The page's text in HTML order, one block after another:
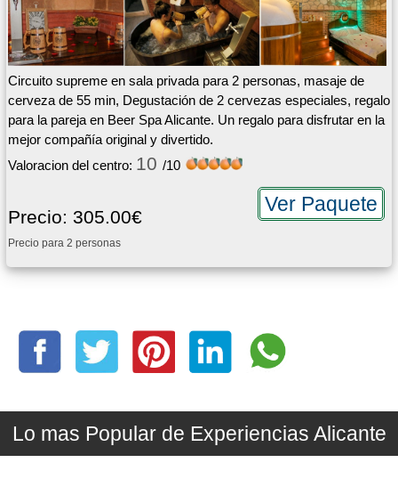
Circuito supreme en sala privada para 2 personas, masaje de
cerveza de 55 min, Degustación de 2 cervezas especiales, regalo
para la pareja en Beer Spa Alicante. Un regalo para disfrutar en la
mejor compañía original y divertido.
Valoracion del centro: 10 /10
Ver Paquete
Precio: 305.00€
Precio para 2 personas
Lo mas Popular de Experiencias Alicante